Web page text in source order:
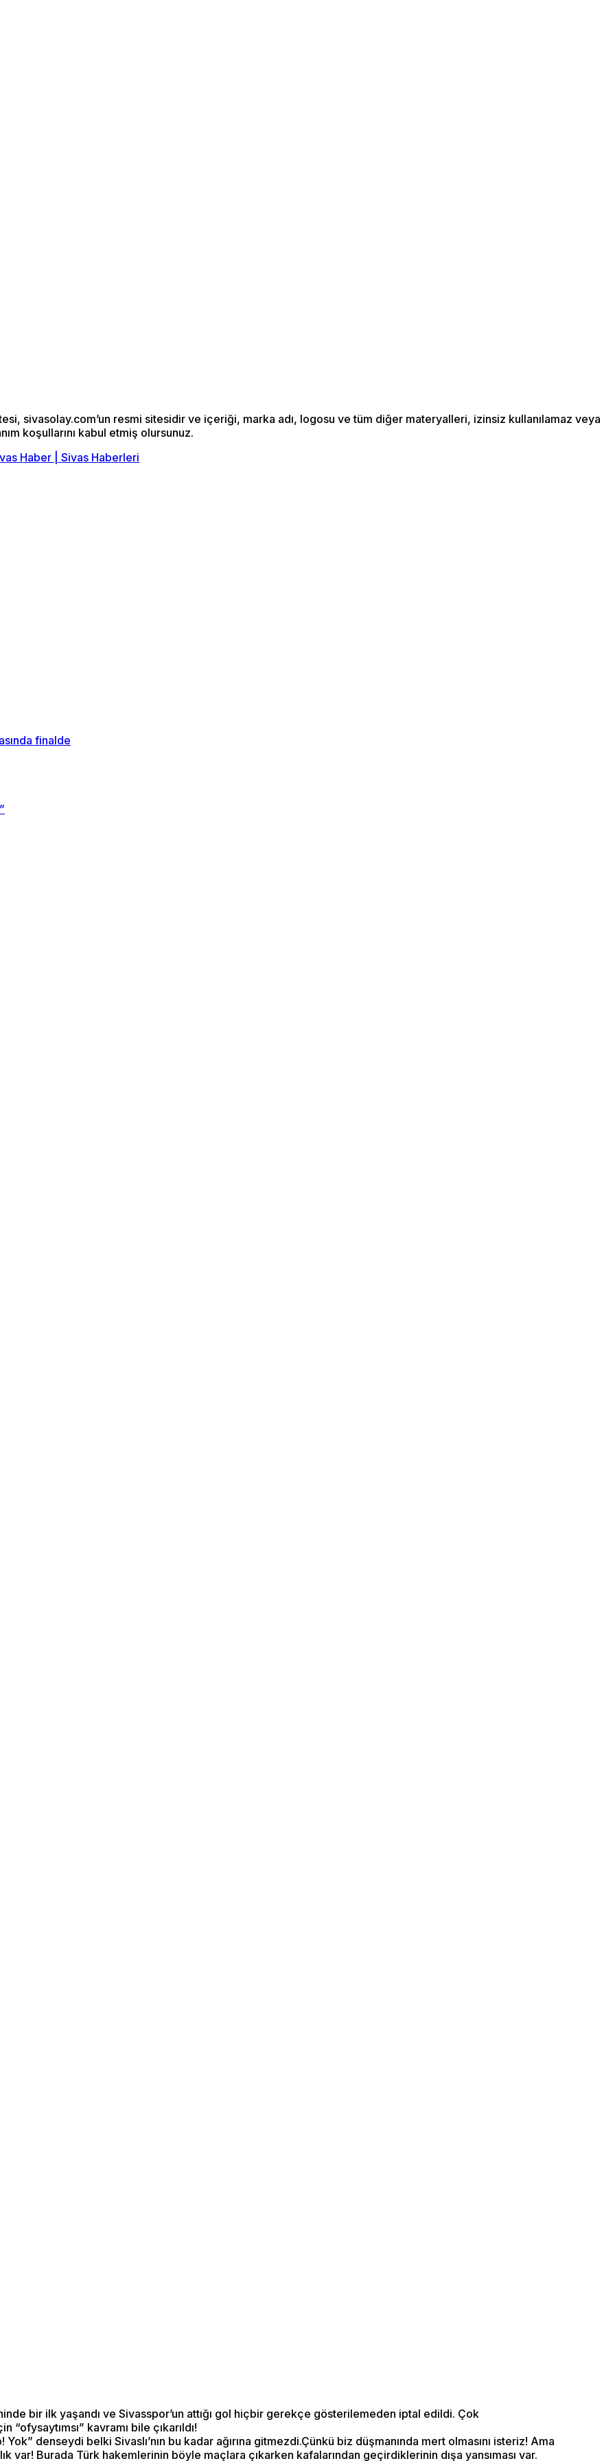
sivasolay.com’un resmi sitesidir ve içeriği, marka adı, logosu ve tüm diğer materyalleri, izinsiz kullanılamaz veya
koşullarını kabul etmiş olursunuz.
finalde
bir ilk yaşandı ve Sivasspor’un attığı gol hiçbir gerekçe gösterilemeden iptal edildi. Çok
kavramı bile çıkarıldı!
denseydi belki Sivaslı’nın bu kadar ağırına gitmezdi.Çünkü biz düşmanında mert olmasını isteriz! Ama
var! Burada Türk hakemlerinin böyle maçlara çıkarken kafalarından geçirdiklerinin dışa yansıması var.